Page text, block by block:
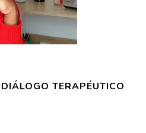
TERAPÉUTICO